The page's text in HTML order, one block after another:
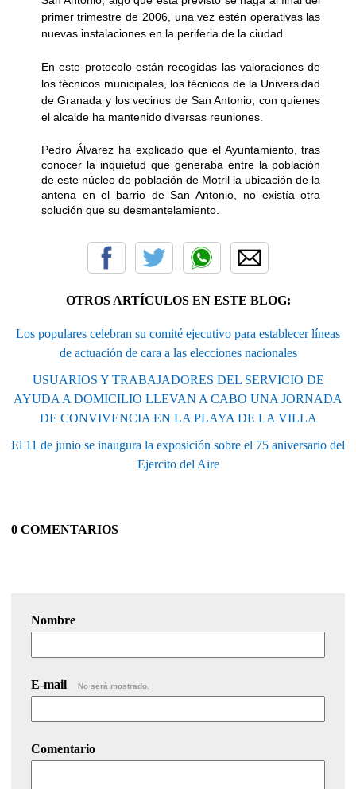
primer trimestre de 2006, una vez estén operativas las
nuevas instalaciones en la periferia de la ciudad.
En este protocolo están recogidas las valoraciones de
los técnicos municipales, los técnicos de la Universidad
de Granada y los vecinos de San Antonio, con quienes
el alcalde ha mantenido diversas reuniones.
Pedro Álvarez ha explicado que el Ayuntamiento, tras
conocer la inquietud que generaba entre la población
de este núcleo de población de Motril la ubicación de la
antena en el barrio de San Antonio, no existía otra
solución que su desmantelamiento.
OTROS ARTÍCULOS EN ESTE BLOG:
Los populares celebran su comité ejecutivo para establecer líneas
de actuación de cara a las elecciones nacionales
USUARIOS Y TRABAJADORES DEL SERVICIO DE
AYUDA A DOMICILIO LLEVAN A CABO UNA JORNADA
DE CONVIVENCIA EN LA PLAYA DE LA VILLA
El 11 de junio se inaugura la exposición sobre el 75 aniversario del
Ejercito del Aire
0 COMENTARIOS
Nombre
E-mail No será mostrado.
Comentario